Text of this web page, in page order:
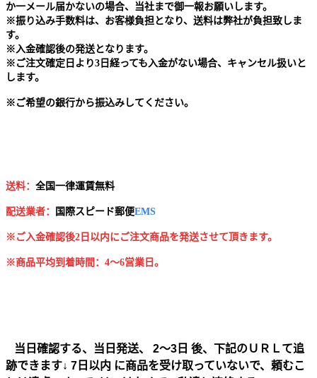
か一メール届かないの場合、当社まで御一報お願いします。
※振り込み手数料は、お客様負担となり、送料は弊社が負担致しま
す。
※ 入金確認後の発送となります。
※ ご注文確定日より3日経っても入金がない場合、キャンセル扱いと
します。
※ ご希望の銀行から振込みしてください。
送料： 全国一律運賃無料
配送業者： 国 際スピード郵便EMS
※ご入金確認後2日以内にご注文商品を発送させて頂きます。
※商品平均到着時間：4～6営業日。
当日確認する、当日発送、 2～3日 後、下記のＵＲＬて追
跡できます↓ 7日以内 に商品を受け取っていないで、頼むこ